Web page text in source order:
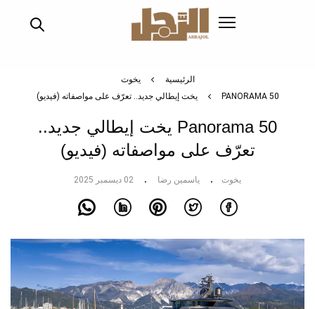
الرئيسية
يخوت
PANORAMA 50 يخت إيطالي جديد.. تعرّف على مواصفاته (فيديو)
Panorama 50 يخت إيطالي جديد..
تعرّف على مواصفاته (فيديو)
يخوت ياسمين رضا 02 ديسمبر 2025